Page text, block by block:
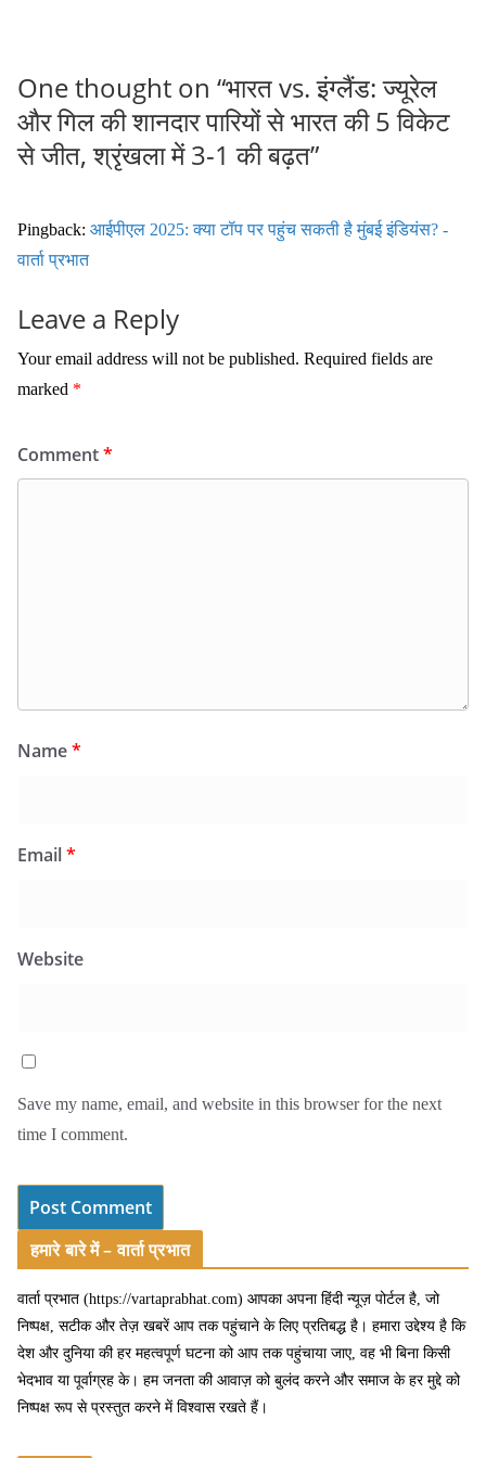
One thought on “भारत vs. इंग्लैंड: ज्यूरेल
और गिल की शानदार पारियों से भारत की 5 विकेट
से जीत, श्रृंखला में 3-1 की बढ़त”
Pingback: आईपीएल 2025: क्या टॉप पर पहुंच सकती है मुंबई इंडियंस? -
वार्ता प्रभात
Leave a Reply
Your email address will not be published. Required fields are
marked *
Comment*
Name*
Email*
Website
Save my name, email, and website in this browser for the next
time I comment.
हमारे बारे में – वार्ता प्रभात
वार्ता प्रभात (https://vartaprabhat.com) आपका अपना हिंदी न्यूज़ पोर्टल है, जो
निष्पक्ष, सटीक और तेज़ खबरें आप तक पहुंचाने के लिए प्रतिबद्ध है। हमारा उद्देश्य है कि
देश और दुनिया की हर महत्वपूर्ण घटना को आप तक पहुंचाया जाए, वह भी बिना किसी
भेदभाव या पूर्वाग्रह के। हम जनता की आवाज़ को बुलंद करने और समाज के हर मुद्दे को
निष्पक्ष रूप से प्रस्तुत करने में विश्वास रखते हैं।